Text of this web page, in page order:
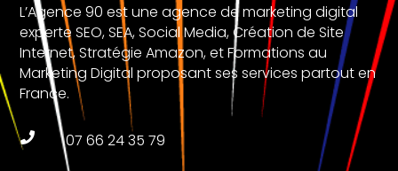
L’Agence 90 est une agence de marketing digital
experte SEO, SEA, Social Media, Création de Site
Internet, Stratégie Amazon, et Formations au
Marketing Digital proposant ses services partout en
France.
 07 66 24 35 79